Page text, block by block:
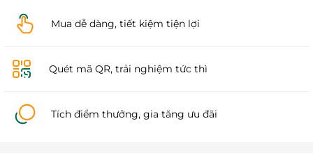
Mua dễ dàng, tiết kiệm tiện lợi
Quét mã QR, trải nghiệm tức thì
Tích điểm thưởng, gia tăng ưu đãi